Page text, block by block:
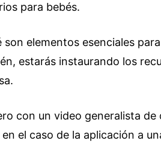
para bebés.
son elementos esenciales
estarás instaurando los
con un video generalista
el caso de la aplicación a